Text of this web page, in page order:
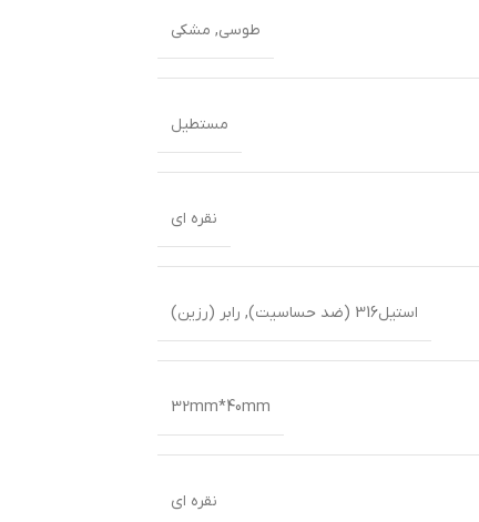
طوسی, مشکی
مستطیل
نقره ای
استیل316 (ضد حساسیت) , رابر (رزین)
32mm*40mm
نقره ای